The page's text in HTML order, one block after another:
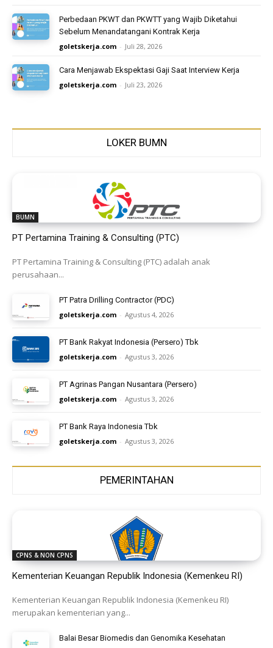
Perbedaan PKWT dan PKWTT yang Wajib Diketahui
Sebelum Menandatangani Kontrak Kerja
goletskerja.com - Juli 28, 2026
Cara Menjawab Ekspektasi Gaji Saat Interview Kerja
goletskerja.com - Juli 23, 2026
LOKER BUMN
BUMN
PT Pertamina Training & Consulting (PTC)
PT Pertamina Training & Consulting (PTC) adalah anak
perusahaan...
PT Patra Drilling Contractor (PDC)
goletskerja.com - Agustus 4, 2026
PT Bank Rakyat Indonesia (Persero) Tbk
goletskerja.com - Agustus 3, 2026
PT Agrinas Pangan Nusantara (Persero)
goletskerja.com - Agustus 3, 2026
PT Bank Raya Indonesia Tbk
goletskerja.com - Agustus 3, 2026
PEMERINTAHAN
CPNS & NON CPNS
Kementerian Keuangan Republik Indonesia (Kemenkeu RI)
Kementerian Keuangan Republik Indonesia (Kemenkeu RI)
merupakan kementerian yang...
Balai Besar Biomedis dan Genomika Kesehatan